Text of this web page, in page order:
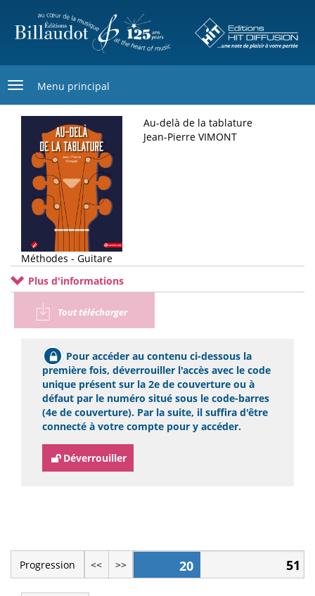
contenu
Menu principal
Au-delà de la tablature
Jean-Pierre VIMONT
Méthodes - Guitare
Plus d'informations
Tout télécharger
Pour accéder au contenu ci-dessous la
première fois, déverrouiller l'accès avec le code
unique présent sur la 2e de couverture ou à
défaut par le numéro situé sous le code-barres
(4e de couverture). Par la suite, il suffira d'être
connecté à votre compte pour y accéder.
Déverrouiller
Progression << >> 20 51